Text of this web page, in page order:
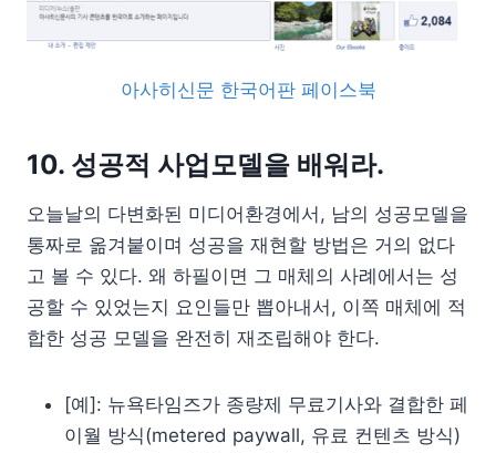
아사히신문 한국어판 페이스북
10. 성공적 사업모델을 배워라.
오늘날의 다변화된 미디어환경에서, 남의 성공모델을
통짜로 옮겨붙이며 성공을 재현할 방법은 거의 없다
고 볼 수 있다. 왜 하필이면 그 매체의 사례에서는 성
공할 수 있었는지 요인들만 뽑아내서, 이쪽 매체에 적
합한 성공 모델을 완전히 재조립해야 한다.
[예]: 뉴욕타임즈가 종량제 무료기사와 결합한 페
이월 방식(metered paywall, 유료 컨텐츠 방식)